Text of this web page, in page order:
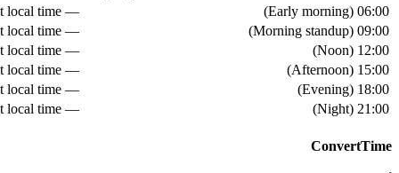
06:00
(
Early morning
)
— see live converter above for exact local time
09:00
(
Morning standup
)
— see live converter above for exact local time
12:00
(
Noon
)
— see live converter above for exact local time
15:00
(
Afternoon
)
— see live converter above for exact local time
18:00
(
Evening
)
— see live converter above for exact local time
21:00
(
Night
)
— see live converter above for exact local time
ConvertTime